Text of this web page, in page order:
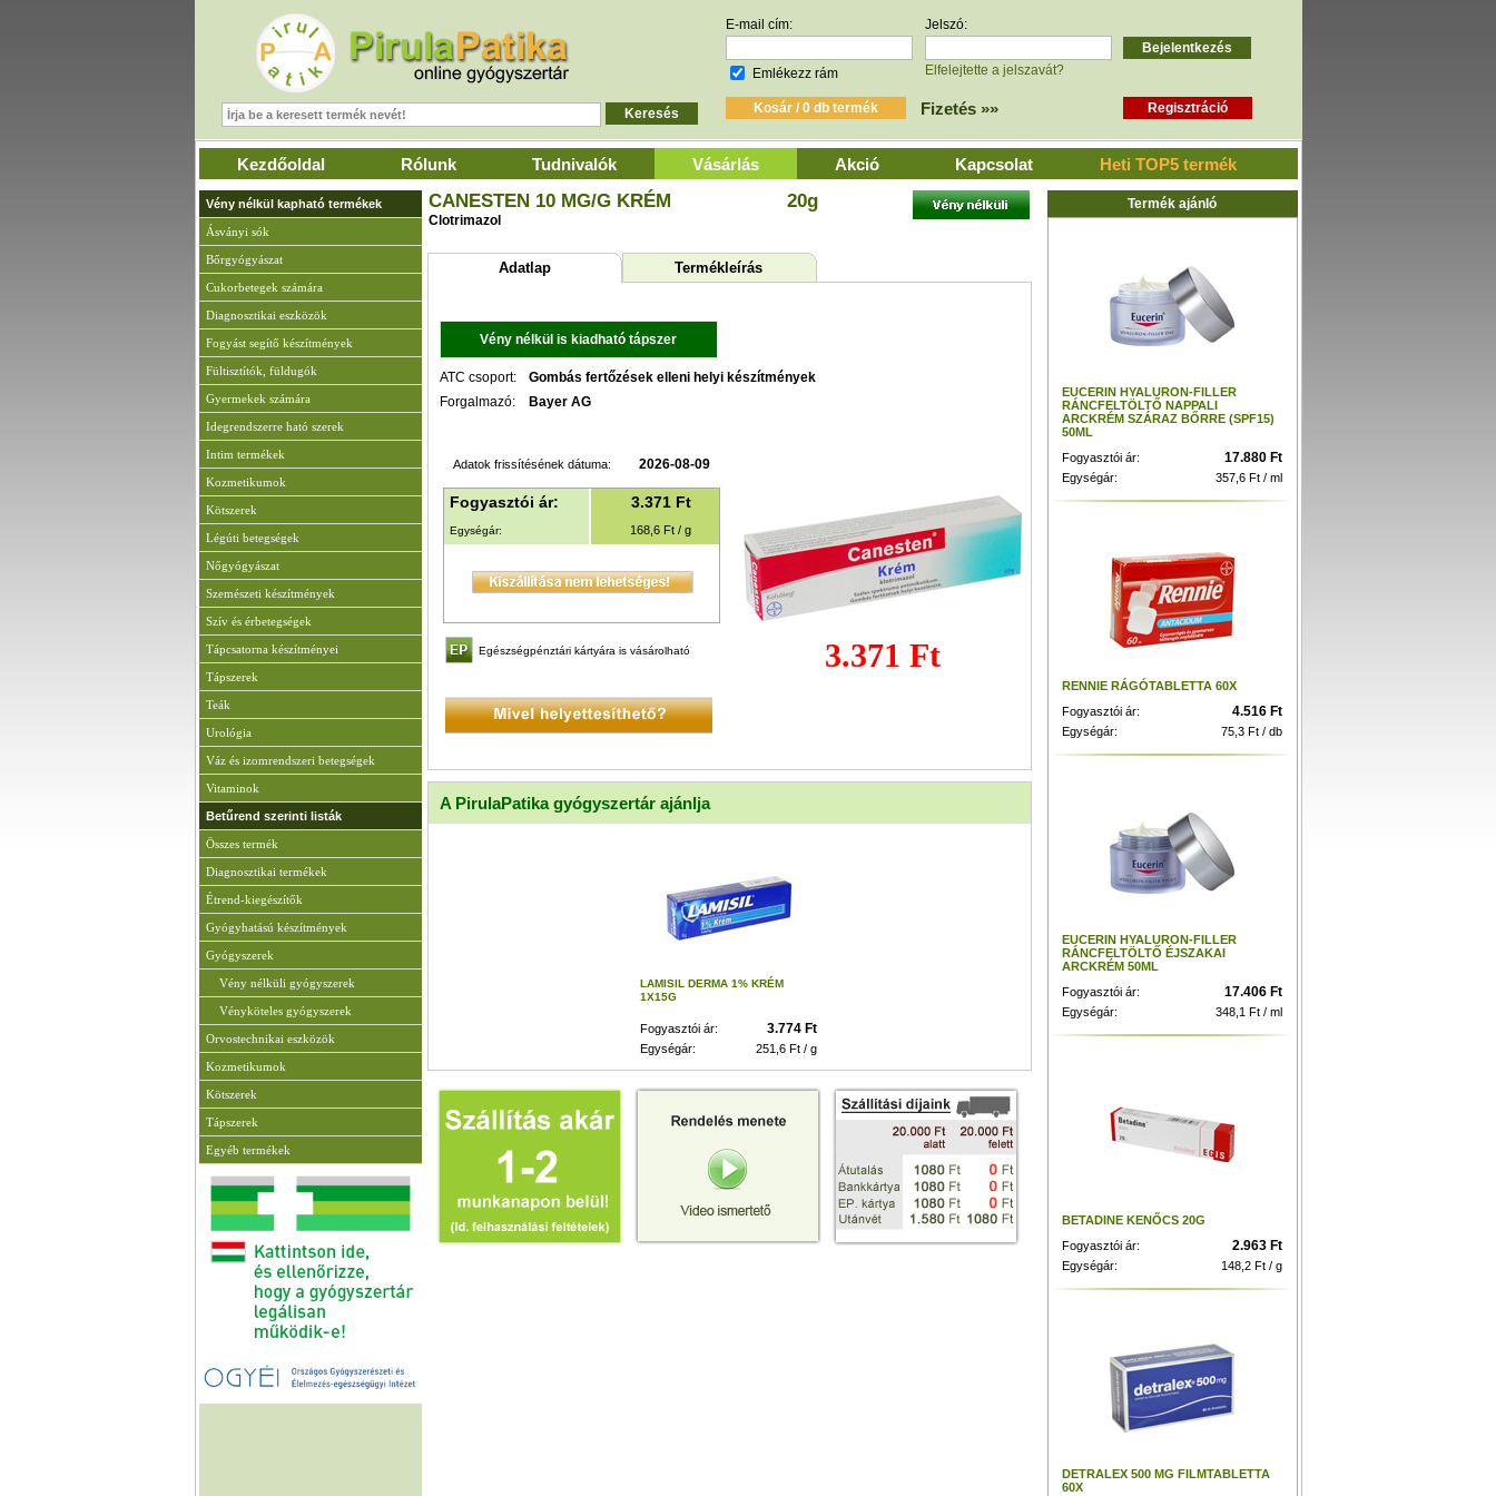
E-mail cím: Jelszó:
Emlékezz rám Elfelejtette a jelszavát?
Fizetés »»
Kezdőoldal Rólunk Tudnivalók Vásárlás Akció Kapcsolat Heti TOP5 termék
Vény nélkül kapható termékek
Ásványi sók
Bőrgyógyászat
Cukorbetegek számára
Diagnosztikai eszközök
Fogyást segítő készítmények
Fültisztítók, füldugók
Gyermekek számára
Idegrendszerre ható szerek
Intim termékek
Kozmetikumok
Kötszerek
Légúti betegségek
Nőgyógyászat
Szemészeti készítmények
Szív és érbetegségek
Tápcsatorna készítményei
Tápszerek
Teák
Urológia
Váz és izomrendszeri betegségek
Vitaminok
Betűrend szerinti listák
Összes termék
Diagnosztikai termékek
Étrend-kiegészítők
Gyógyhatású készítmények
Gyógyszerek
Vény nélküli gyógyszerek
Vényköteles gyógyszerek
Orvostechnikai eszközök
Kozmetikumok
Kötszerek
Tápszerek
Egyéb termékek
CANESTEN 10 MG/G KRÉM
Clotrimazol
20g
Adatlap Termékleírás
Vény nélkül is kiadható tápszer
ATC csoport:
Gombás fertőzések elleni helyi készítmények
Forgalmazó:
Bayer AG
3.371 Ft
Adatok frissítésének dátuma: 2026-08-09
Fogyasztói ár: 3.371 Ft
Egységár: 168,6 Ft / g
Egészségpénztári kártyára is vásárolható
A PirulaPatika gyógyszertár ajánlja
LAMISIL DERMA 1% KRÉM
1X15G
Fogyasztói ár: 3.774 Ft
Egységár: 251,6 Ft / g
Termék ajánló
EUCERIN HYALURON-FILLER
RÁNCFELTÖLTŐ NAPPALI
ARCKRÉM SZÁRAZ BŐRRE (SPF15)
50ML
Fogyasztói ár:
17.880 Ft
Egységár: 357,6 Ft / ml
RENNIE RÁGÓTABLETTA 60X
Fogyasztói ár:
4.516 Ft
Egységár: 75,3 Ft / db
EUCERIN HYALURON-FILLER
RÁNCFELTÖLTŐ ÉJSZAKAI
ARCKRÉM 50ML
Fogyasztói ár:
17.406 Ft
Egységár: 348,1 Ft / ml
BETADINE KENŐCS 20G
Fogyasztói ár:
2.963 Ft
Egységár: 148,2 Ft / g
DETRALEX 500 MG FILMTABLETTA
60X